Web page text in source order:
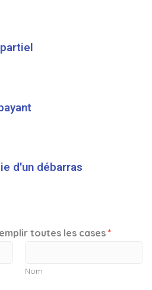
d'un débarras
toutes les cases *
Nom